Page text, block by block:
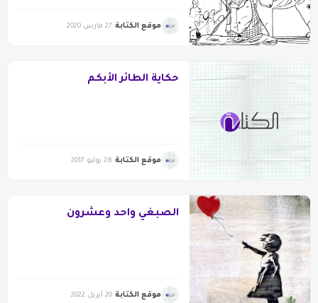
موقع الكتابة 27 مارس 2020
حكاية الطائر الأبكم
موقع الكتابة 28 يوليو 2017
الصبغي واحد وعشرون
موقع الكتابة 20 أبريل 2022